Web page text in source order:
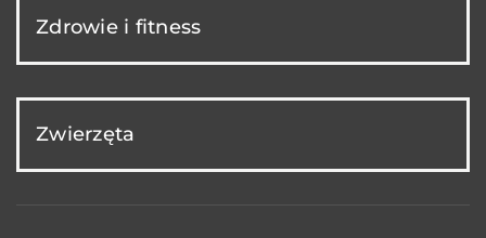
Zdrowie i fitness
Zwierzęta